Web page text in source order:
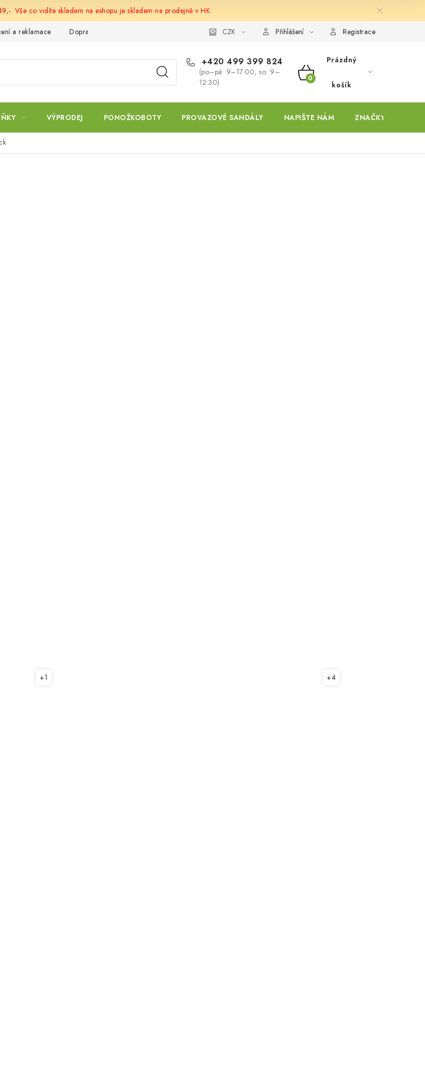
. Vše co vidíte skladem na eshopu je skladem na prodejně v HK.
a reklamace Doprava a platba CZK Přihlášení Registrace
+420 499 399 824
(po–pá: 9–17:00, so: 9–
12:30)
NÁKUPNÍ
KOŠÍK
Prázdný
košík
VÝPRODEJ PONOŽKOBOTY PROVAZOVÉ SANDÁLY NAPIŠTE NÁM ZNAČKY